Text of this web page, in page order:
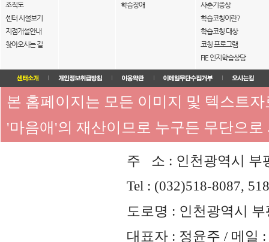
조직도
센터 시설보기
지점개설안내
찾아오시는 길
학습장애
사춘기증상
학습코칭이란?
학습코칭 대상
코칭 프로그램
FIE 인지학습상담
본 홈페이지는 모든 이미지 및 텍스트
'마음애'의 재산이므로 누구든 무단으
주 소 : 인천광역시 부
Tel : (032)518-8087,
도로명 : 인천광역시
대표자 : 정윤주 / 메일 :